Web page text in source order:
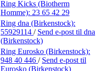
Ring Kicks (Biotherm
Homme): 23 65 42 29
Ring dna (Birkenstock):
55929114 / Send e-post til dna
(Birkenstock)
Ring Eurosko (Birkenstock):
948 40 446 / Send e-post til
Eurosko (Birkenstock)